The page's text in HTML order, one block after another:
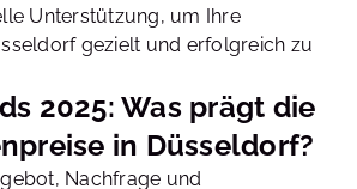
Unterstützung, um Ihre
gezielt und erfolgreich zu
2025: Was prägt die
in Düsseldorf?
Nachfrage und